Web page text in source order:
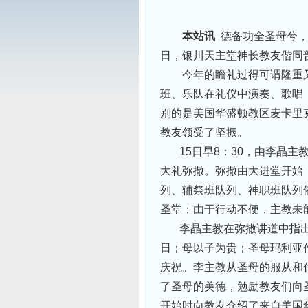
本站讯 德备功全圣母兮
日，银川天主堂神长教友偕
今年的瞻礼过得可谓隆重
班、乐队在礼仪中演奏、歌
别的是美国华盛顿教区麦卡
教友领受了坚振。
15日早8：30，由李晶主教
大礼弥撒。弥撒由大进堂开
列、辅祭班队列、神职班队
圣堂；由于行动不便，主教
李晶主教在弥撒讲道中指出
日；母以子为贵；圣母玛利
庆祝。李主教从圣母的服从
了圣母的美德，勉励教友们
开始时向教友介绍了来自美